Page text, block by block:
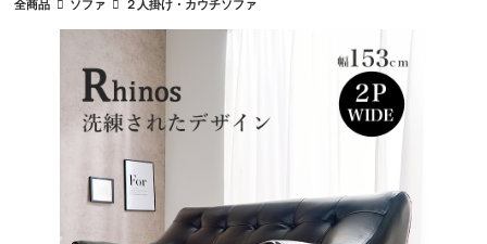
全商品 ソファ ２人掛け・カウチソファ